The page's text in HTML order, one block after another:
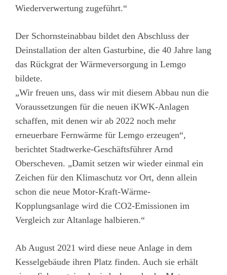
Wiederverwertung zugeführt.“
Der Schornsteinabbau bildet den Abschluss der
Deinstallation der alten Gasturbine, die 40 Jahre lang
das Rückgrat der Wärmeversorgung in Lemgo
bildete.
„Wir freuen uns, dass wir mit diesem Abbau nun die
Voraussetzungen für die neuen iKWK-Anlagen
schaffen, mit denen wir ab 2022 noch mehr
erneuerbare Fernwärme für Lemgo erzeugen“,
berichtet Stadtwerke-Geschäftsführer Arnd
Oberscheven. „Damit setzen wir wieder einmal ein
Zeichen für den Klimaschutz vor Ort, denn allein
schon die neue Motor-Kraft-Wärme-
Kopplungsanlage wird die CO2-Emissionen im
Vergleich zur Altanlage halbieren.“
Ab August 2021 wird diese neue Anlage in dem
Kesselgebäude ihren Platz finden. Auch sie erhält